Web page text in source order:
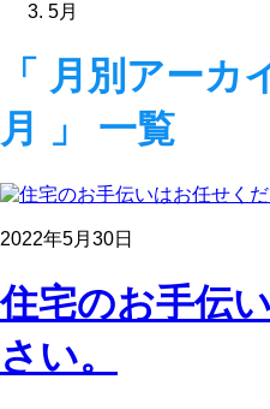
5月
「 月別アーカ
月 」 一覧
2022年5月30日
住宅のお手伝
さい。